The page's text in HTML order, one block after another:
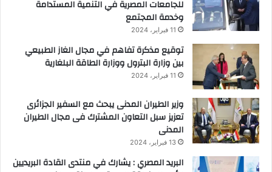
للجامعات المصرية في التنمية المستدامة
وخدمة المجتمع
11 فبراير، 2024
توقيع مذكرة تفاهم في مجال الغاز الطبيعي
بين وزارة البترول ووزارة الطاقة البلغارية
11 فبراير، 2024
وزير الطيران المدنى يبحث مع السفير الجزائرى
تعزيز سبل التعاون المشترك فى مجال الطيران
المدنى
13 فبراير، 2024
البريد المصري : يشارك في منتدى القادة البريديين